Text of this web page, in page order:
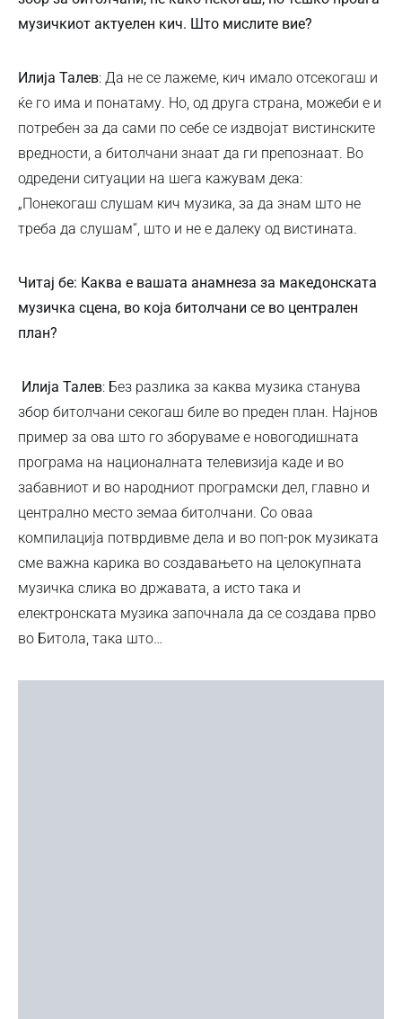
музичкиот актуелен кич. Што мислите вие?
Илија Талев: Да не се лажеме, кич имало отсекогаш и
ќе го има и понатаму. Но, од друга страна, можеби е и
потребен за да сами по себе се издвојат вистинските
вредности, а битолчани знаат да ги препознаат. Во
одредени ситуации на шега кажувам дека:
„Понекогаш слушам кич музика, за да знам што не
треба да слушам“, што и не е далеку од вистината.
Читај бе: Каква е вашата анамнеза за македонската
музичка сцена, во која битолчани се во централен
план?
Илија Талев: Без разлика за каква музика станува
збор битолчани секогаш биле во преден план. Најнов
пример за ова што го зборуваме е новогодишната
програма на националната телевизија каде и во
забавниот и во народниот програмски дел, главно и
централно место земаа битолчани. Со оваа
компилација потврдивме дела и во поп-рок музиката
сме важна карика во создавањето на целокупната
музичка слика во државата, а исто така и
електронската музика започнала да се создава прво
во Битола, така што…